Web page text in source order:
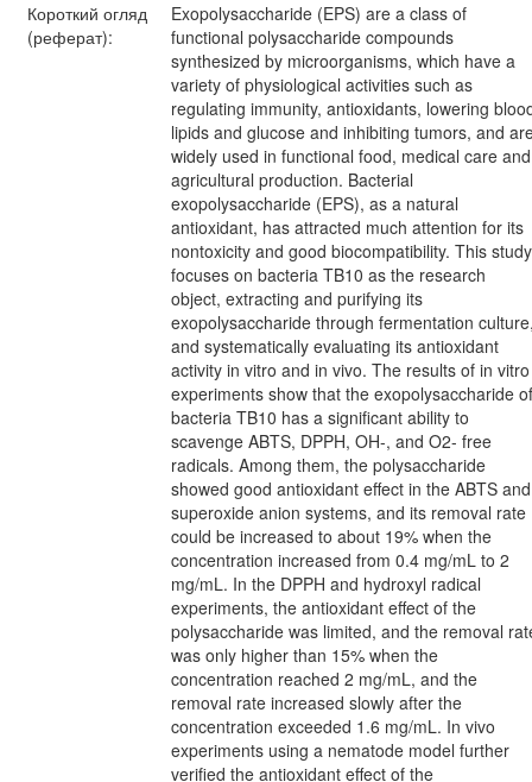
Короткий огляд
(реферат):
Exopolysaccharide (EPS) are a class of
functional polysaccharide compounds
synthesized by microorganisms, which have a
variety of physiological activities such as
regulating immunity, antioxidants, lowering
lipids and glucose and inhibiting tumors, and
widely used in functional food, medical care and
agricultural production. Bacterial
exopolysaccharide (EPS), as a natural
antioxidant, has attracted much attention for its
nontoxicity and good biocompatibility. This study
focuses on bacteria TB10 as the research
object, extracting and purifying its
exopolysaccharide through fermentation
and systematically evaluating its antioxidant
activity in vitro and in vivo. The results of in vitro
experiments show that the exopolysaccharide of
bacteria TB10 has a significant ability to
scavenge ABTS, DPPH, OH-, and O2- free
radicals. Among them, the polysaccharide
showed good antioxidant effect in the ABTS and
superoxide anion systems, and its removal rate
could be increased to about 19% when the
concentration increased from 0.4 mg/mL to 2
mg/mL. In the DPPH and hydroxyl radical
experiments, the antioxidant effect of the
polysaccharide was limited, and the removal
was only higher than 15% when the
concentration reached 2 mg/mL, and the
removal rate increased slowly after the
concentration exceeded 1.6 mg/mL. In vivo
experiments using a nematode model further
verified the antioxidant effect of the